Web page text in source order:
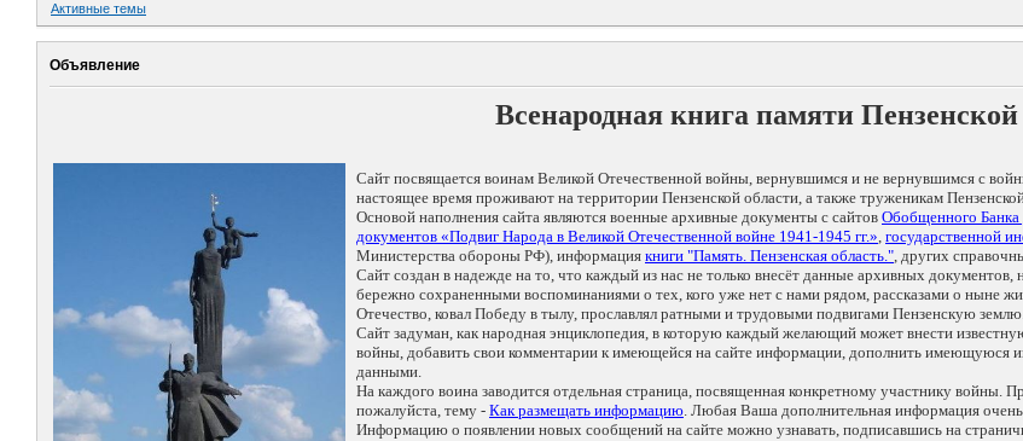
Активные темы
Объявление
Всенародная книга памяти Пензенской
Сайт посвящается воинам Великой Отечественной войны, вернувшимся и не вернувшимся с
настоящее время проживают на территории Пензенской области, а также труженикам
Основой наполнения сайта являются военные архивные документы с сайтов Обобщенного
документов «Подвиг Народа в Великой Отечественной войне 1941-1945 гг.», государственной
Министерства обороны РФ), информация книги "Память. Пензенская область.", других
Сайт создан в надежде на то, что каждый из нас не только внесёт данные архивных
бережно сохраненными воспоминаниями о тех, кого уже нет с нами рядом, рассказами о ныне
Отечество, ковал Победу в тылу, прославлял ратными и трудовыми подвигами Пензенскую
Сайт задуман, как народная энциклопедия, в которую каждый желающий может внести
войны, добавить свои комментарии к имеющейся на сайте информации, дополнить имеющуюся
данными.
На каждого воина заводится отдельная страница, посвященная конкретному участнику войны.
пожалуйста, тему - Как размещать информацию. Любая Ваша дополнительная информация
Информацию о появлении новых сообщений на сайте можно узнавать, подписавшись на